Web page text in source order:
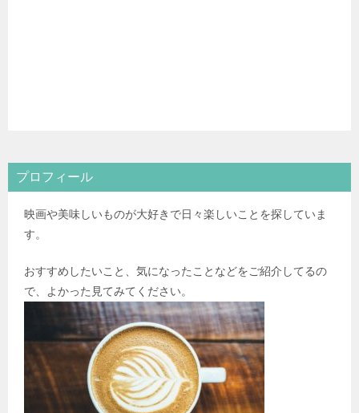
プロフィール
映画や美味しいものが大好きで日々楽しいことを探していま
す。
おすすめしたいこと、気になったことなどをご紹介してるの
で、よかった見てみてください。